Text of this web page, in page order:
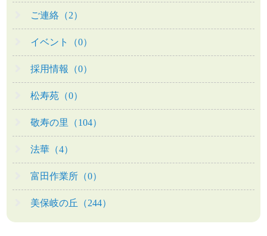
ご連絡（2）
イベント（0）
採用情報（0）
松寿苑（0）
敬寿の里（104）
法華（4）
富田作業所（0）
美保岐の丘（244）